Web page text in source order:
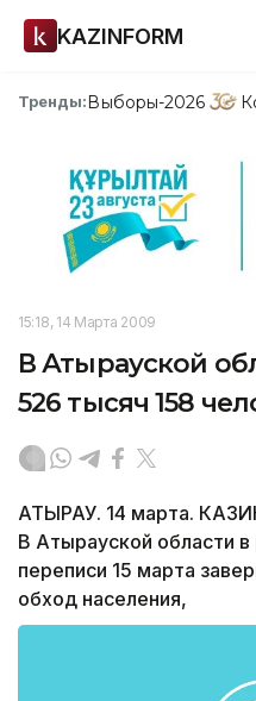
KAZINFORM
Тренды:Выборы-2026
15:18, 14 Марта 2009
В Атырауской
526 тысяч 158
АТЫРАУ. 14 марта.
В Атырауской области
переписи 15 марта
обход населения,